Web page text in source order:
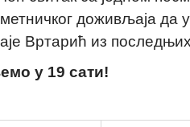
доживљаја да
Вртарић из
у 19 сати!